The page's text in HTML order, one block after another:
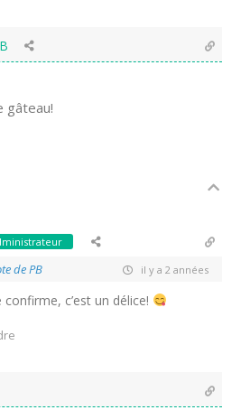
gâteau!
de PB il y a 2 années
c’est un délice!